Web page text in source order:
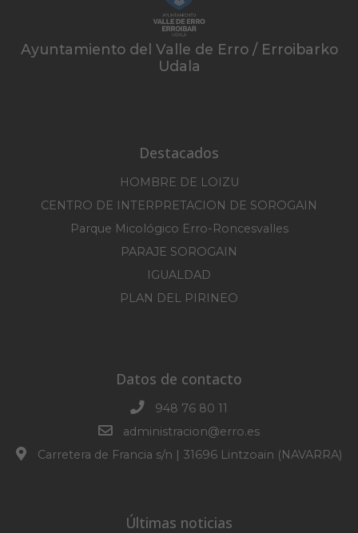
Ayuntamiento del Valle de Erro / Erroibarko
Udala
Destacados
HOMBRE DE LOIZU
CENTRO DE INTERPRETACION DE SOROGAIN
Parque Micológico Erro-Roncesvalles
PARAJE SOROGAIN
IGUALDAD
PLAN DEL PIRINEO
Datos de contacto
948 76 80 11
administracion@erro.es
Carretera de Francia s/n | 31696 Lintzoain (NAVARRA)
Últimas noticias